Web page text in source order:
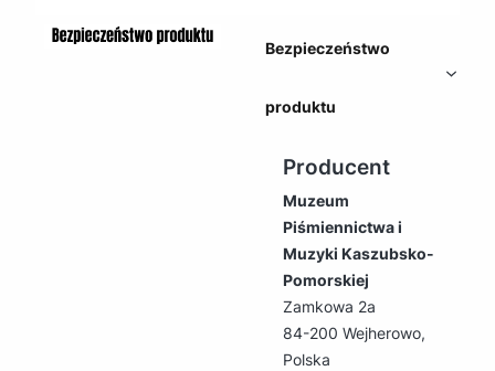
Bezpieczeństwo
produktu
Producent
Muzeum
Piśmiennictwa i
Muzyki Kaszubsko-
Pomorskiej
Zamkowa 2a
84-200 Wejherowo,
Polska